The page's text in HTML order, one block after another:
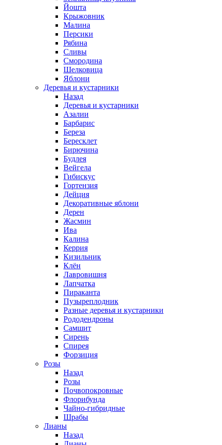
Йошта
Крыжовник
Малина
Персики
Рябина
Сливы
Смородина
Шелковица
Яблони
Деревья и кустарники
Назад
Деревья и кустарники
Азалии
Барбарис
Береза
Бересклет
Бирючина
Будлея
Вейгела
Гибискус
Гортензия
Дейция
Декоративные яблони
Дерен
Жасмин
Ива
Калина
Керрия
Кизильник
Клён
Лавровишня
Лапчатка
Пираканта
Пузыреплодник
Разные деревья и кустарники
Рододендроны
Самшит
Сирень
Спирея
Форзиция
Розы
Назад
Розы
Почвопокровные
Флорибунда
Чайно-гибридные
Шрабы
Лианы
Назад